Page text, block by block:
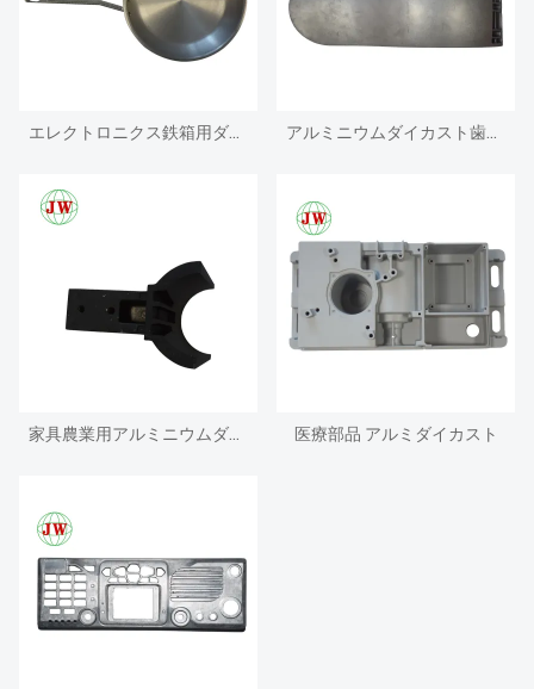
エレクトロニクス鉄箱用ダイカストアルミニウムエンクロージャ アルミニウムダイカスト歯科用椅子
家具農業用アルミニウムダイカスト部品 医療部品 アルミダイカスト